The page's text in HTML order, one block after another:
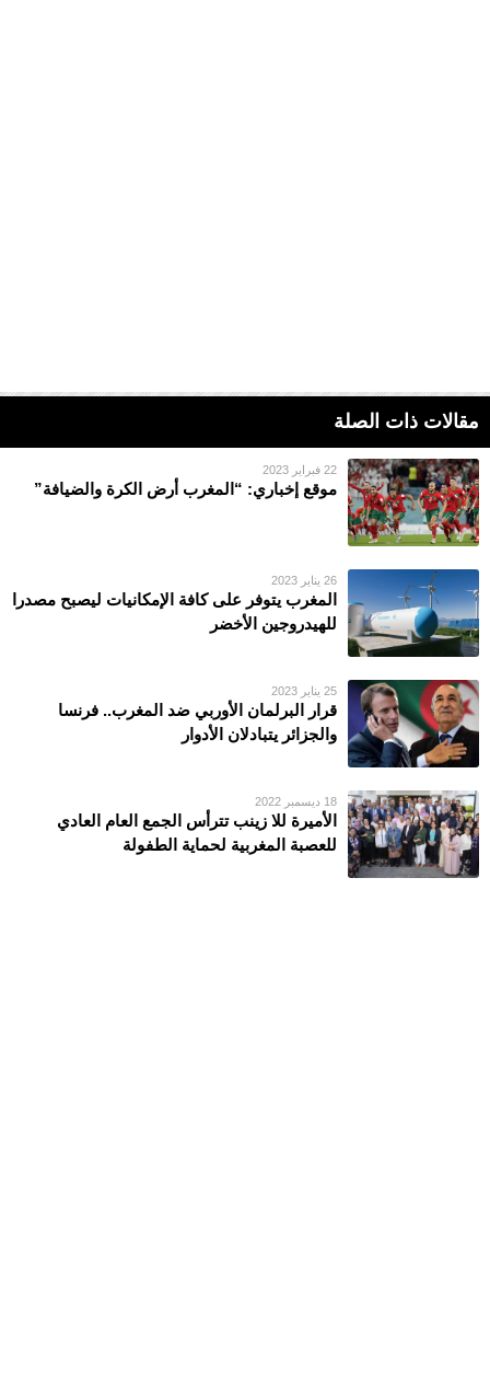
مقالات ذات الصلة
22 فبراير 2023
موقع إخباري: “المغرب أرض الكرة والضيافة”
26 يناير 2023
المغرب يتوفر على كافة الإمكانيات ليصبح مصدرا
للهيدروجين الأخضر
25 يناير 2023
قرار البرلمان الأوربي ضد المغرب.. فرنسا
والجزائر يتبادلان الأدوار
18 ديسمبر 2022
الأمیرة للا زینب تترأس الجمع العام العادي
للعصبة المغربیة لحمایة الطفولة